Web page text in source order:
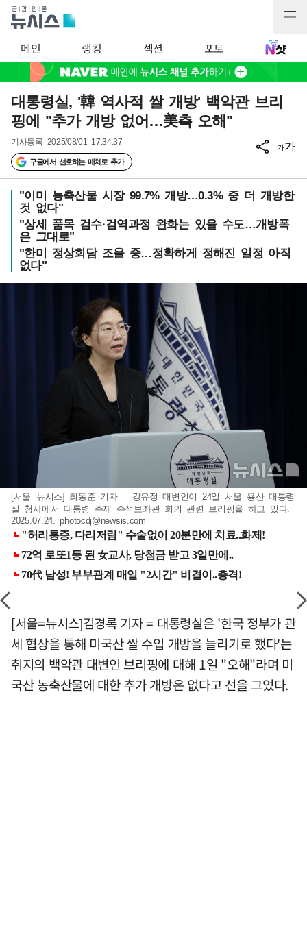
메인 랭킹 섹션 포토
대통령실, '韓 역사적 쌀 개방' 백악관 브리
핑에 "추가 개방 없어…美측 오해"
기사등록 2025/08/01 17:34:37
구글에서 선호하는 매체로 추가
가가
"이미 농축산물 시장 99.7% 개방…0.3% 중 더 개방한
것 없다"
"상세 품목 검수·검역과정 완화는 있을 수도…개방폭
은 그대로"
"한미 정상회담 조율 중…정확하게 정해진 일정 아직
없다"
[서울=뉴시스] 최동준 기자 = 강유정 대변인이 24일 서울 용산 대통령
실 청사에서 대통령 주재 수석보좌관 회의 관련 브리핑을 하고 있다.
2025.07.24.photocdj@newsis.com
[서울=뉴시스]김경록 기자 = 대통령실은 '한국 정부가 관
세 협상을 통해 미국산 쌀 수입 개방을 늘리기로 했다'는
취지의 백악관 대변인 브리핑에 대해 1일 "오해"라며 미
국산 농축산물에 대한 추가 개방은 없다고 선을 그었다.